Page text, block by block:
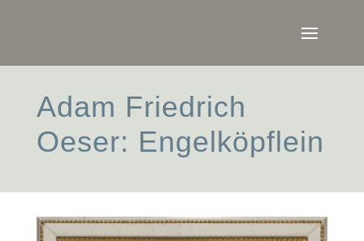
Adam Friedrich
Oeser: Engelköpflein